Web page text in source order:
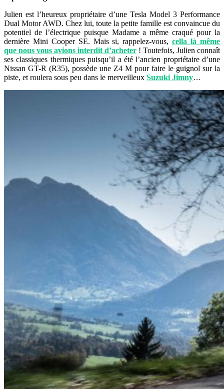
Julien est l’heureux propriétaire d’une Tesla Model 3 Performance
Dual Motor AWD. Chez lui, toute la petite famille est convaincue du
potentiel de l’électrique puisque Madame a même craqué pour la
dernière Mini Cooper SE. Mais si, rappelez-vous,cella là même
que nous vous avions interdit d’acheter ! Toutefois, Julien connaît
ses classiques thermiques puisqu’il a été l’ancien propriétaire d’une
Nissan GT-R (R35), possède une Z4 M pour faire le guignol sur la
piste, et roulera sous peu dans le merveilleux Suzuki Jimny…